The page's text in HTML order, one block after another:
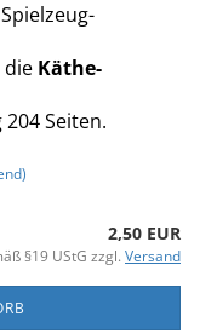
die Käthe-
Seiten.
2,50 EUR
§19 UStG zzgl. Versand